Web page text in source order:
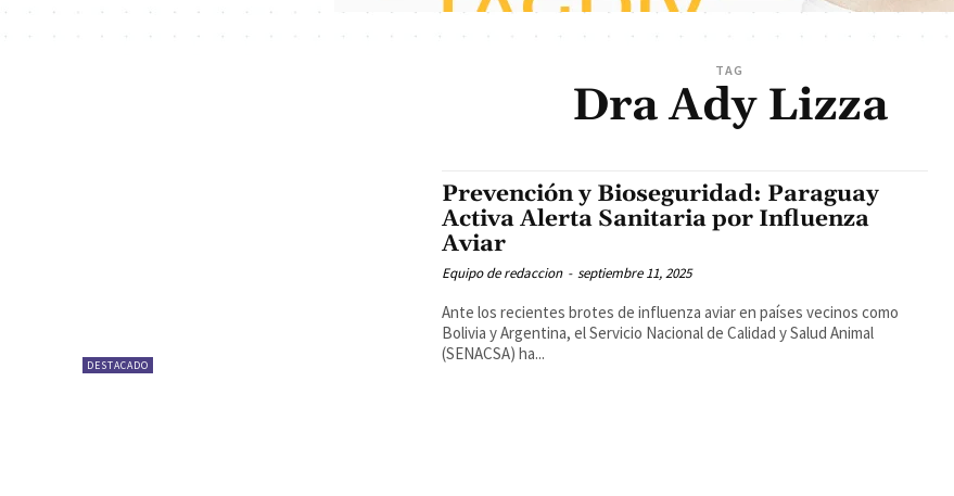
TAG
Dra Ady Lizza
DESTACADO
Prevención y Bioseguridad: Paraguay
Activa Alerta Sanitaria por Influenza
Aviar
Equipo de redaccion - septiembre 11, 2025
Ante los recientes brotes de influenza aviar en países vecinos como
Bolivia y Argentina, el Servicio Nacional de Calidad y Salud Animal
(SENACSA) ha...